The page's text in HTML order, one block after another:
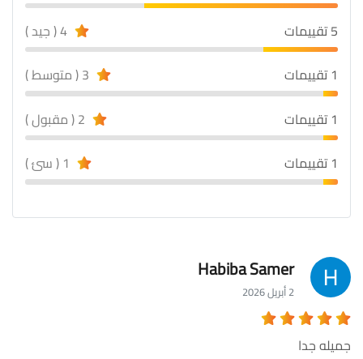
5 تقييمات
1 تقييمات
1 تقييمات
1 تقييمات
Habiba Samer
2 أبريل 2026
جميله جدا